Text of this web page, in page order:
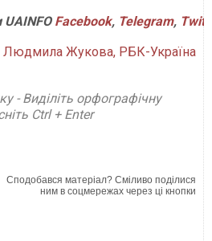
UAINFO Facebook, Telegram,
Людмила Жукова, РБК-Україна
- Виділіть орфографічну
Ctrl + Enter
Сподобався матеріал? Сміливо поділися
ним в соцмережах через ці кнопки